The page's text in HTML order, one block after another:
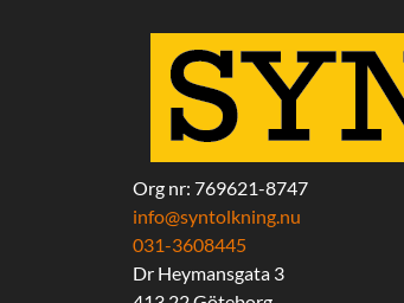
Org nr: 769621-8747
info@syntolkning.nu
031-3608445
Dr Heymansgata 3